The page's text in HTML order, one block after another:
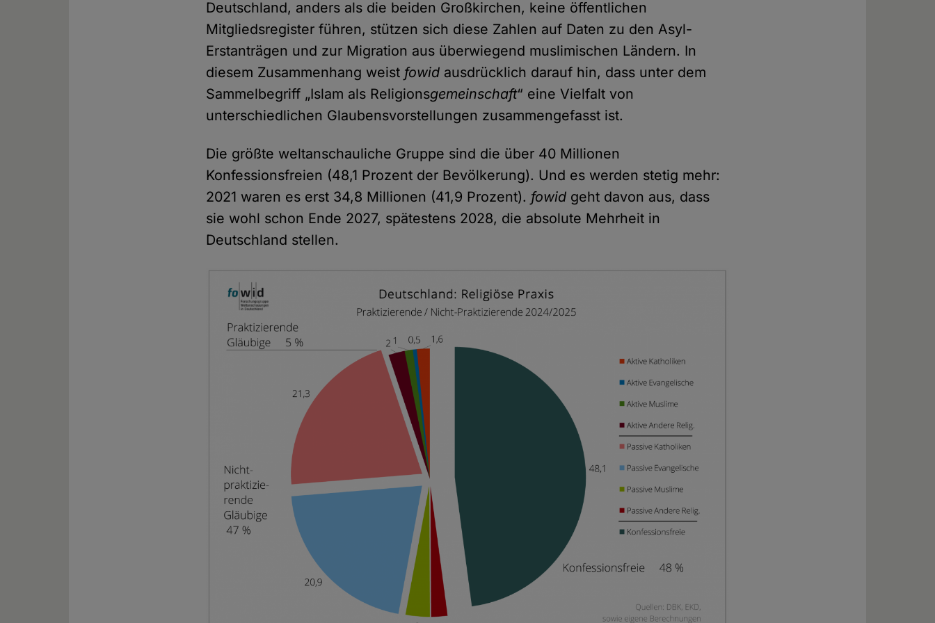
Deutschland, anders als die beiden Großkirchen, keine öffentlichen
Mitgliedsregister führen, stützen sich diese Zahlen auf Daten zu den Asyl-
Erstanträgen und zur Migration aus überwiegend muslimischen Ländern. In
diesem Zusammenhang weist fowid ausdrücklich darauf hin, dass unter dem
Sammelbegriff „Islam als Religionsgemeinschaft“ eine Vielfalt von
unterschiedlichen Glaubensvorstellungen zusammengefasst ist.
Die größte weltanschauliche Gruppe sind die über 40 Millionen
Konfessionsfreien (48,1 Prozent der Bevölkerung). Und es werden stetig mehr:
2021 waren es erst 34,8 Millionen (41,9 Prozent). fowid geht davon aus, dass
sie wohl schon Ende 2027, spätestens 2028, die absolute Mehrheit in
Deutschland stellen.